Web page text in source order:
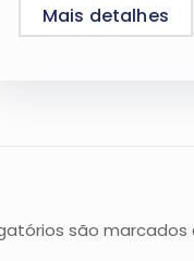
Mais detalhes
são marcados